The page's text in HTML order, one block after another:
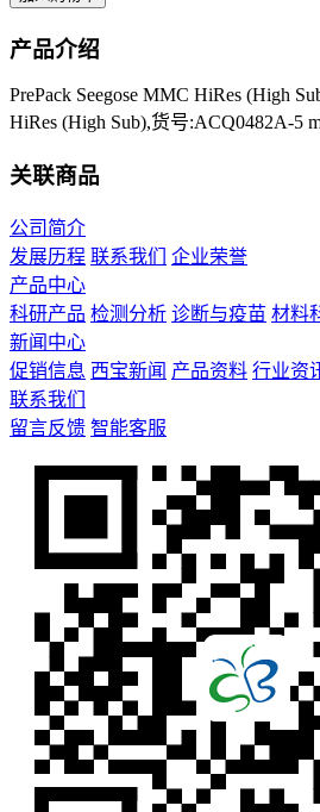
产品介绍
PrePack Seegose MMC HiRes (High
HiRes (High Sub),货号:ACQ0482A-5
关联商品
公司简介
发展历程 联系我们
企业荣誉
产品中心
科研产品 检测分析 诊断与疫苗 材料
新闻中心
促销信息 西宝新闻 产品资料 行业资
联系我们
留言反馈 智能客服